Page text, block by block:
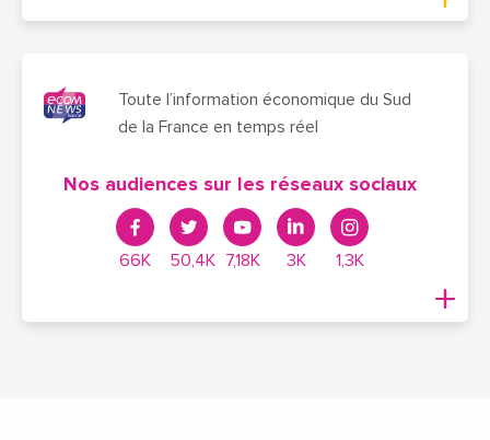
Toute l’information économique du Sud
de la France en temps réel
Nos audiences sur les réseaux sociaux
66K 50,4K 7,18K 3K 1,3K